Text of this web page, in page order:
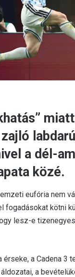
a dél-
közé.
eufória nem
fogadásokat kötni
lesz-e
a Cadena 3
a